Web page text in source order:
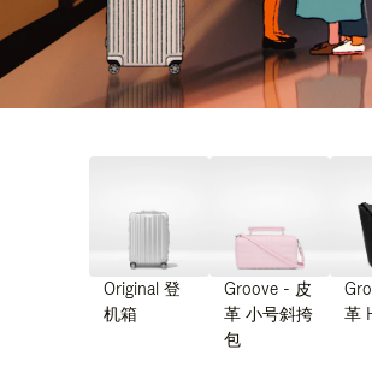
Original 登
机箱
Groove - 皮
革 小号斜挎
包
革